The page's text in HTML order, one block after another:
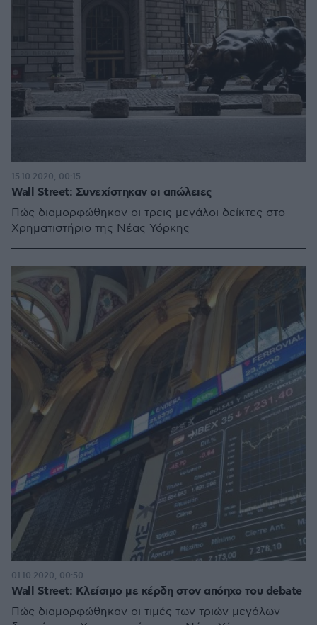
Wall Street: Συνεχίστηκαν οι απώλειες
Πώς διαμορφώθηκαν οι τρεις μεγάλοι δείκτες στο
Χρηματιστήριο της Νέας Υόρκης
15.10.2020, 00:15
Wall Street: Κλείσιμο με κέρδη στον απόηχο του debate
Πώς διαμορφώθηκαν οι τιμές των τριών μεγάλων
01.10.2020, 00:50